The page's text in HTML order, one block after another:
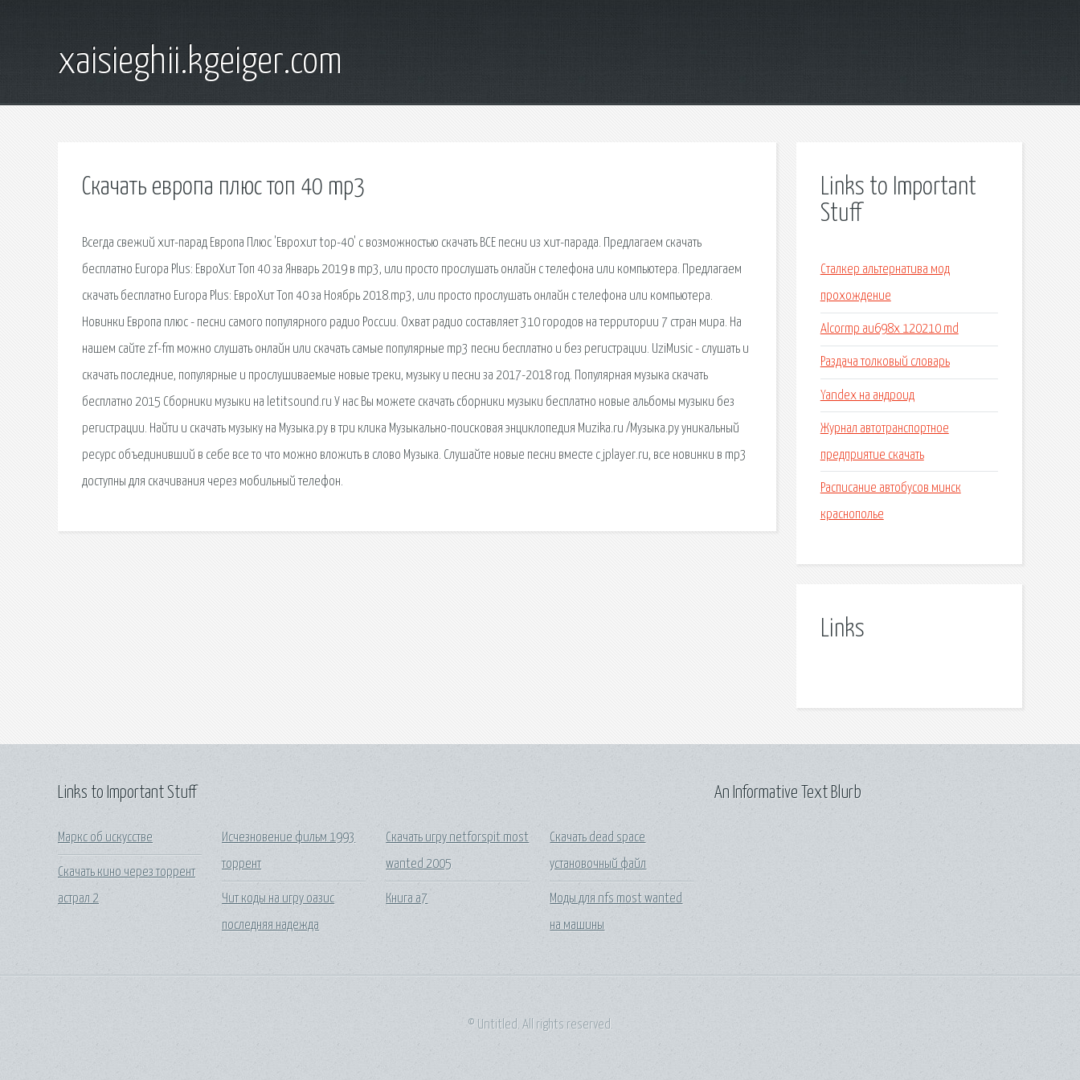
xaisieghii.kgeiger.com
Скачать европа плюс топ 40 mp3
Всегда свежий хит-парад Европа Плюс 'Еврохит top-40' с возможностью скачать ВСЕ песни из хит-парада. Предлагаем скачать
бесплатно Europa Plus: ЕвроХит Топ 40 за Январь 2019 в mp3, или просто прослушать онлайн с телефона или компьютера. Предлагаем
скачать бесплатно Europa Plus: ЕвроХит Топ 40 за Ноябрь 2018.mp3, или просто прослушать онлайн с телефона или компьютера.
Новинки Европа плюс - песни самого популярного радио России. Охват радио составляет 310 городов на территории 7 стран мира. На
нашем сайте zf-fm можно слушать онлайн или скачать самые популярные mp3 песни бесплатно и без регистрации. UziMusic - слушать и
скачать последние, популярные и прослушиваемые новые треки, музыку и песни за 2017-2018 год. Популярная музыка скачать
бесплатно 2015 Сборники музыки на letitsound.ru У нас Вы можете скачать сборники музыки бесплатно новые альбомы музыки без
регистрации. Найти и скачать музыку на Музыка.ру в три клика Музыкально-поисковая энциклопедия Muzika.ru /Музыка.ру уникальный
ресурс объединивший в себе все то что можно вложить в слово Музыка. Слушайте новые песни вместе с jplayer.ru, все новинки в mp3
доступны для скачивания через мобильный телефон.
Links to Important
Stuff
Сталкер альтернатива мод
прохождение
Alcormp au698x 120210 md
Раздача толковый словарь
Yandex на андроид
Журнал автотранспортное
предприятие скачать
Расписание автобусов минск
краснополье
Links
Links to Important Stuff
Маркс об искусстве
Скачать кино через торрент
астрал 2
Исчезновение фильм 1993
торрент
Чит коды на игру оазис
последняя надежда
Скачать игру netforspit most
wanted 2005
Книга а7
Скачать dead space
установочный файл
Моды для nfs most wanted
на машины
An Informative Text Blurb
© Untitled. All rights reserved.